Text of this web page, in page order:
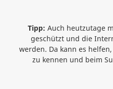
Tipp: Auch heutzutage
geschützt und die
werden. Da kann es
zu kennen und beim